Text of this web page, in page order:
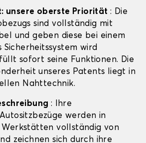
unsere oberste Priorität : Die
sind vollständig mit
und geben diese bei einem
wird
sofort seine Funktionen. Die
unseres Patents liegt in
Nahttechnik.
: Ihre
werden in
Werkstätten vollständig von
zeichnen sich durch ihre